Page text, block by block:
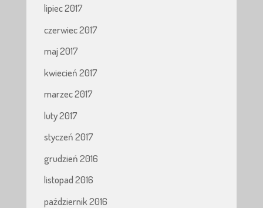
lipiec 2017
czerwiec 2017
maj 2017
kwiecień 2017
marzec 2017
luty 2017
styczeń 2017
grudzień 2016
listopad 2016
październik 2016